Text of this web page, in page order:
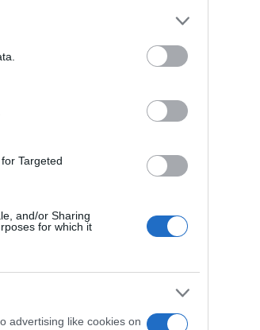
Targeted
and/or Sharing
for which it
advertising like cookies on